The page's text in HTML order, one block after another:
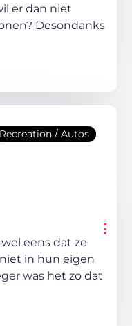
er dan niet
Desondanks
Recreation / Autos
eens dat ze
in hun eigen
was het zo dat